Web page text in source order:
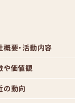
要・活動内容
や価値観
の動向